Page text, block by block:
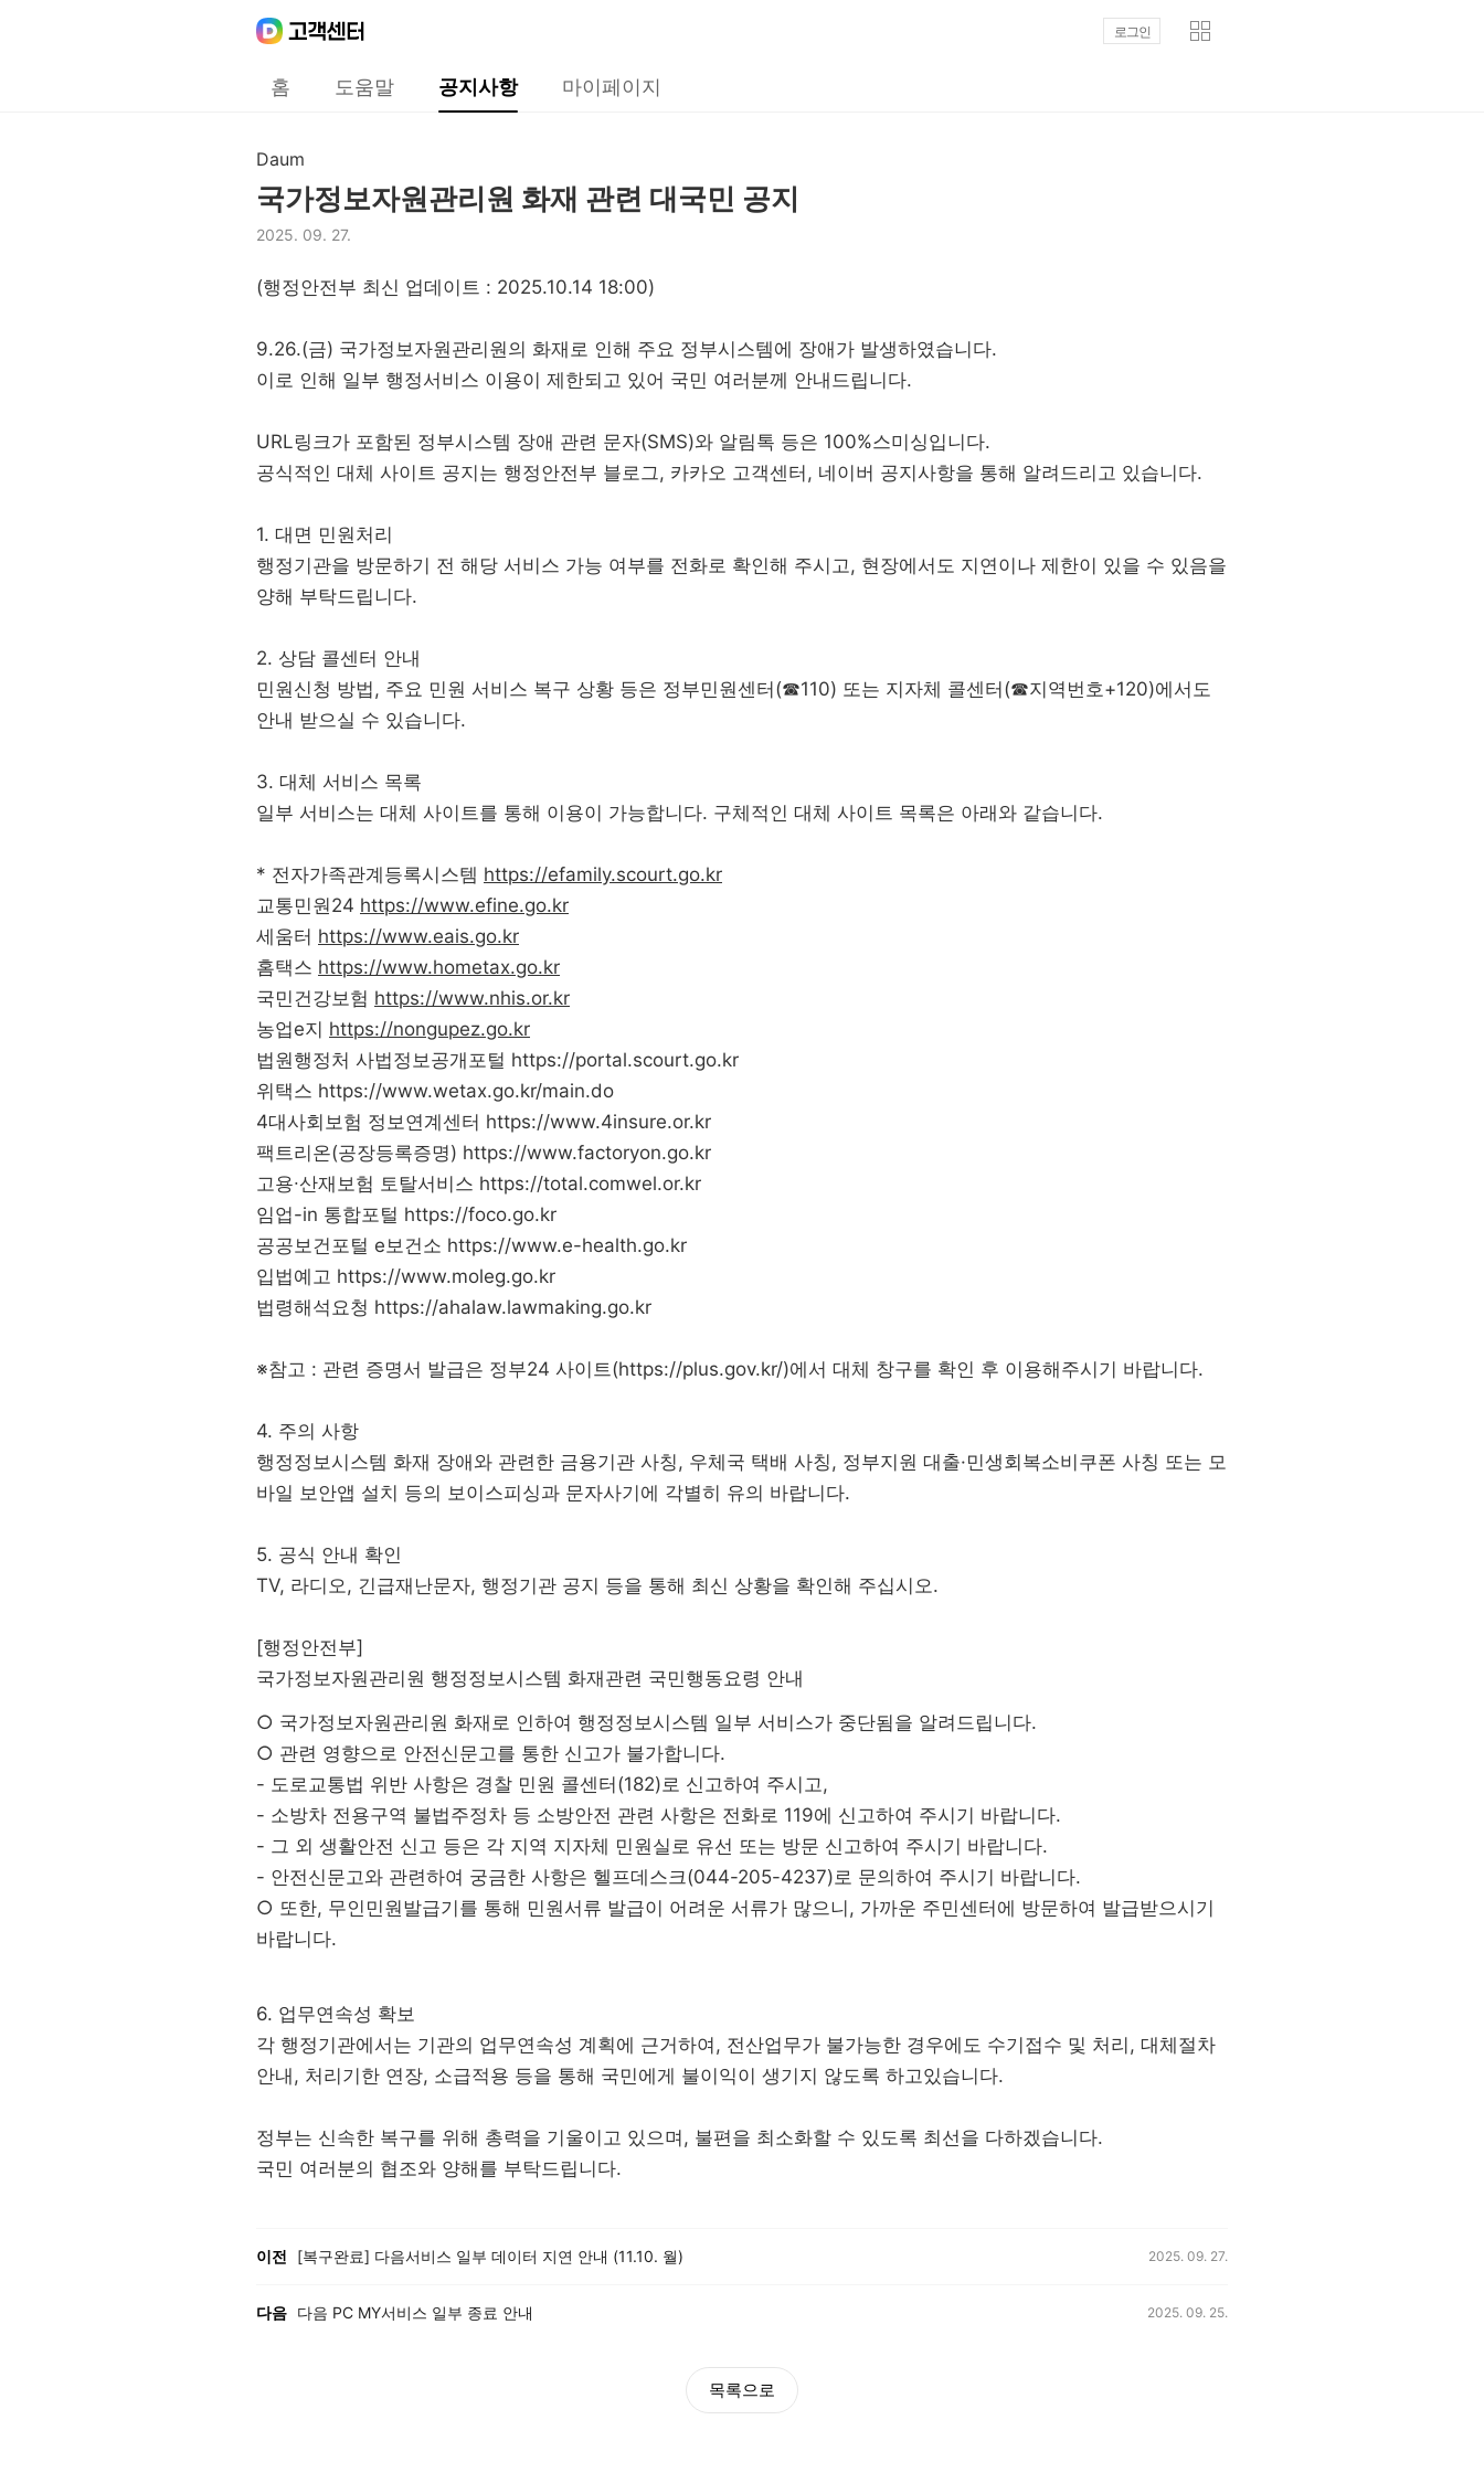
로그인
홈 도움말 공지사항 마이페이지
Daum
국가정보자원관리원 화재 관련 대국민 공지
2025. 09. 27.
(행정안전부 최신 업데이트 : 2025.10.14 18:00)
9.26.(금) 국가정보자원관리원의 화재로 인해 주요 정부시스템에 장애가 발생하였습니다.
이로 인해 일부 행정서비스 이용이 제한되고 있어 국민 여러분께 안내드립니다.
URL링크가 포함된 정부시스템 장애 관련 문자(SMS)와 알림톡 등은 100%스미싱입니다.
공식적인 대체 사이트 공지는 행정안전부 블로그, 카카오 고객센터, 네이버 공지사항을 통해 알려드리고 있습니다.
1. 대면 민원처리
행정기관을 방문하기 전 해당 서비스 가능 여부를 전화로 확인해 주시고, 현장에서도 지연이나 제한이 있을 수 있음을
양해 부탁드립니다.
2. 상담 콜센터 안내
민원신청 방법, 주요 민원 서비스 복구 상황 등은 정부민원센터(☎110) 또는 지자체 콜센터(☎지역번호+120)에서도
안내 받으실 수 있습니다.
3. 대체 서비스 목록
일부 서비스는 대체 사이트를 통해 이용이 가능합니다. 구체적인 대체 사이트 목록은 아래와 같습니다.
* 전자가족관계등록시스템 https://efamily.scourt.go.kr
교통민원24 https://www.efine.go.kr
세움터 https://www.eais.go.kr
홈택스 https://www.hometax.go.kr
국민건강보험 https://www.nhis.or.kr
농업e지 https://nongupez.go.kr
법원행정처 사법정보공개포털 https://portal.scourt.go.kr
위택스 https://www.wetax.go.kr/main.do
4대사회보험 정보연계센터 https://www.4insure.or.kr
팩트리온(공장등록증명) https://www.factoryon.go.kr
고용∙산재보험 토탈서비스 https://total.comwel.or.kr
임업-in 통합포털 https://foco.go.kr
공공보건포털 e보건소 https://www.e-health.go.kr
입법예고 https://www.moleg.go.kr
법령해석요청 https://ahalaw.lawmaking.go.kr
※참고 : 관련 증명서 발급은 정부24 사이트(https://plus.gov.kr/)에서 대체 창구를 확인 후 이용해주시기 바랍니다.
4. 주의 사항
행정정보시스템 화재 장애와 관련한 금용기관 사칭, 우체국 택배 사칭, 정부지원 대출·민생회복소비쿠폰 사칭 또는 모
바일 보안앱 설치 등의 보이스피싱과 문자사기에 각별히 유의 바랍니다.
5. 공식 안내 확인
TV, 라디오, 긴급재난문자, 행정기관 공지 등을 통해 최신 상황을 확인해 주십시오.
[행정안전부]
국가정보자원관리원 행정정보시스템 화재관련 국민행동요령 안내
○ 국가정보자원관리원 화재로 인하여 행정정보시스템 일부 서비스가 중단됨을 알려드립니다.
○ 관련 영향으로 안전신문고를 통한 신고가 불가합니다.
- 도로교통법 위반 사항은 경찰 민원 콜센터(182)로 신고하여 주시고,
- 소방차 전용구역 불법주정차 등 소방안전 관련 사항은 전화로 119에 신고하여 주시기 바랍니다.
- 그 외 생활안전 신고 등은 각 지역 지자체 민원실로 유선 또는 방문 신고하여 주시기 바랍니다.
- 안전신문고와 관련하여 궁금한 사항은 헬프데스크(044-205-4237)로 문의하여 주시기 바랍니다.
○ 또한, 무인민원발급기를 통해 민원서류 발급이 어려운 서류가 많으니, 가까운 주민센터에 방문하여 발급받으시기
바랍니다.
6. 업무연속성 확보
각 행정기관에서는 기관의 업무연속성 계획에 근거하여, 전산업무가 불가능한 경우에도 수기접수 및 처리, 대체절차
안내, 처리기한 연장, 소급적용 등을 통해 국민에게 불이익이 생기지 않도록 하고있습니다.
정부는 신속한 복구를 위해 총력을 기울이고 있으며, 불편을 최소화할 수 있도록 최선을 다하겠습니다.
국민 여러분의 협조와 양해를 부탁드립니다.
이전 [복구완료] 다음서비스 일부 데이터 지연 안내 (11.10. 월) 2025. 09. 27.
다음 다음 PC MY서비스 일부 종료 안내 2025. 09. 25.
목록으로